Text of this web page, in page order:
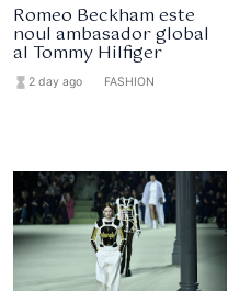
Romeo Beckham este
noul ambasador global
al Tommy Hilfiger
hourglass_full 2 day ago FASHION